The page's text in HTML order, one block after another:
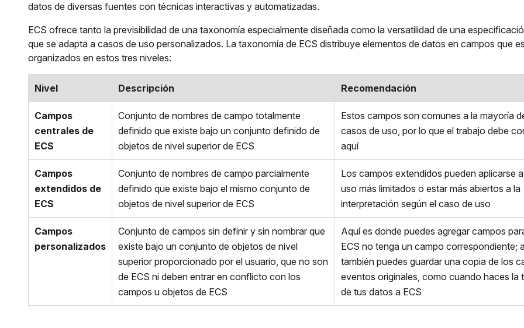
datos de diversas fuentes con técnicas interactivas y automatizadas.
ECS ofrece tanto la previsibilidad de una taxonomía especialmente diseñada como la versatilidad de una
que se adapta a casos de uso personalizados. La taxonomía de ECS distribuye elementos de datos en campos que
organizados en estos tres niveles:
Nivel Descripción Recomendación
Campos
centrales de
ECS
Conjunto de nombres de campo totalmente
definido que existe bajo un conjunto definido de
objetos de nivel superior de ECS
Estos campos son comunes a la mayoría
casos de uso, por lo que el trabajo debe
aquí
Campos
extendidos de
ECS
Conjunto de nombres de campo parcialmente
definido que existe bajo el mismo conjunto de
objetos de nivel superior de ECS
Los campos extendidos pueden aplicarse
uso más limitados o estar más abiertos a la
interpretación según el caso de uso
Campos
personalizados
Conjunto de campos sin definir y sin nombrar que
existe bajo un conjunto de objetos de nivel
superior proporcionado por el usuario, que no son
de ECS ni deben entrar en conflicto con los
campos u objetos de ECS
Aquí es donde puedes agregar campos
ECS no tenga un campo correspondiente;
también puedes guardar una copia de los
eventos originales, como cuando haces la
de tus datos a ECS